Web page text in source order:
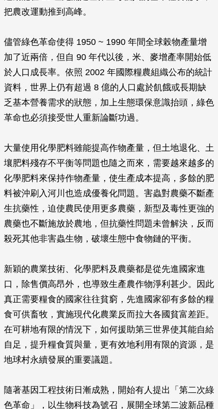
把農改運動推到高峰。
儘管綠色革命使得 1950 ~ 1990 年間全球榖物產量增
加了近兩倍，但自 90 年代以後，米、麥增產率開始低
於人口成長率。依照 2002 年國際糧農組織公布的統計
資料，世界上仍有超過 8 億的人口處於飢餓或長期缺
乏基本營養需求的狀態，加上生態環保意識抬頭，綠色
革命也必須接受世人重新論斷功過。
大量使用化學肥料雖能提高作物產量，但土地退化、土
壤肥料殘存不平衡等問題也隨之而來，需要越來越多的
化學肥料來保持作物產量，使生產成本提高，多餘的肥
料被沖刷入河川也造成優養化問題。害蟲對農藥不斷產
生抗藥性，迫使農民使用更多農藥，新型及毒性更強的
農藥也不斷施放於農地，但抗藥性問題未曾解決，反而
殺死其他非害蟲生物，破壞生態中食物鏈的平衡。
新穎的農業技術、化學肥料及農藥都是從先進國家進
口，除售價高昂外，也導致生產農作物淨利甚少。因此
真正需要糧食的國家往往貧窮，先進國家卻有多餘的糧
食可供畜牧，實施現代化農業反而拉大各國貧富差距。
在可耕地有限的情況下，如何援助第三世界使其能自給
自足，提升糧食質與量，更有效地利用有限的資源，是
地球村永續發展的重要議題。
隨著基因工程技術日漸成熟，開始有人提出「第二次綠
色革命」，以生物科技為號召，展開全球第二波新品種